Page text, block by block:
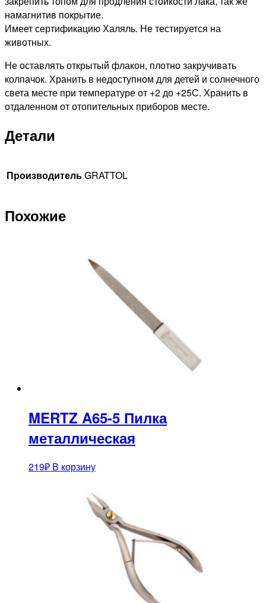
намагнитив покрытие.
Имеет сертификацию Халяль. Не тестируется на
животных.
Не оставлять открытый флакон, плотно закручивать
колпачок. Хранить в недоступном для детей и солнечного
света месте при температуре от +2 до +25С. Хранить в
отдаленном от отопительных приборов месте.
Детали
ПроизводительGRATTOL
Похожие
MERTZ A65-5 Пилка
металлическая
219₽ В корзину